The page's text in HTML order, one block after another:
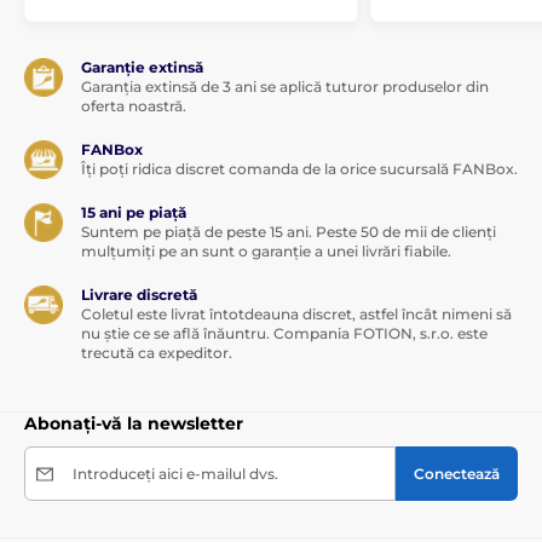
Garanție extinsă
Garanția extinsă de 3 ani se aplică tuturor produselor din
oferta noastră.
FANBox
Îți poți ridica discret comanda de la orice sucursală FANBox.
15 ani pe piață
Suntem pe piață de peste 15 ani. Peste 50 de mii de clienți
mulțumiți pe an sunt o garanție a unei livrări fiabile.
Livrare discretă
Coletul este livrat întotdeauna discret, astfel încât nimeni să
nu știe ce se află înăuntru. Compania FOTION, s.r.o. este
trecută ca expeditor.
Abonați-vă la newsletter
Introduceți aici e-mailul dvs. Conectează